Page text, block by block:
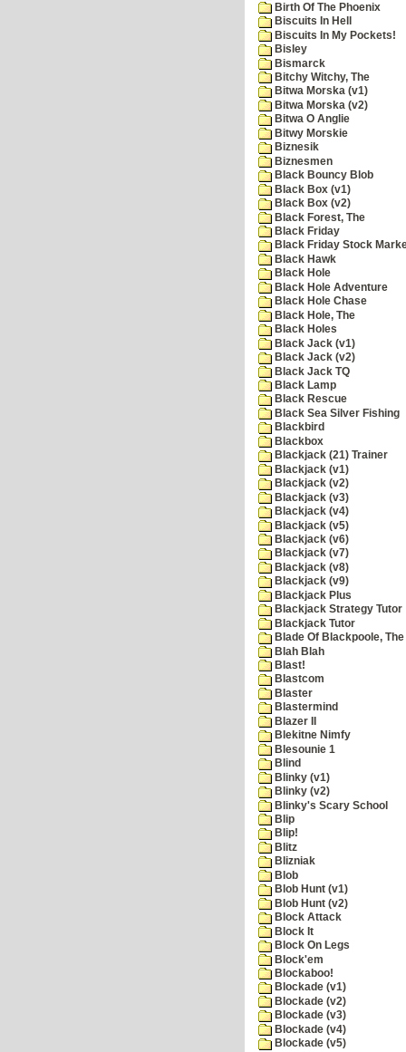
Birth Of The Phoenix
Biscuits In Hell
Biscuits In My Pockets!
Bisley
Bismarck
Bitchy Witchy, The
Bitwa Morska (v1)
Bitwa Morska (v2)
Bitwa O Anglie
Bitwy Morskie
Biznesik
Biznesmen
Black Bouncy Blob
Black Box (v1)
Black Box (v2)
Black Forest, The
Black Friday
Black Friday Stock
Black Hawk
Black Hole
Black Hole Adventure
Black Hole Chase
Black Hole, The
Black Holes
Black Jack (v1)
Black Jack (v2)
Black Jack TQ
Black Lamp
Black Rescue
Black Sea Silver Fishing
Blackbird
Blackbox
Blackjack (21) Trainer
Blackjack (v1)
Blackjack (v2)
Blackjack (v3)
Blackjack (v4)
Blackjack (v5)
Blackjack (v6)
Blackjack (v7)
Blackjack (v8)
Blackjack (v9)
Blackjack Plus
Blackjack Strategy Tutor
Blackjack Tutor
Blade Of Blackpoole, The
Blah Blah
Blast!
Blastcom
Blaster
Blastermind
Blazer II
Blekitne Nimfy
Blesounie 1
Blind
Blinky (v1)
Blinky (v2)
Blinky's Scary School
Blip
Blip!
Blitz
Blizniak
Blob
Blob Hunt (v1)
Blob Hunt (v2)
Block Attack
Block It
Block On Legs
Block'em
Blockaboo!
Blockade (v1)
Blockade (v2)
Blockade (v3)
Blockade (v4)
Blockade (v5)